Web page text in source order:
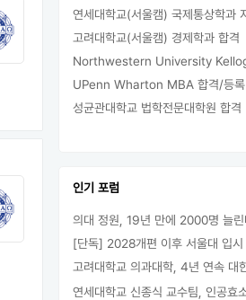
고려대학교(서울캠) 경제학과 합격
UPenn Wharton MBA 합격/등록
성균관대학교 법학전문대학원 합격
인기 포럼